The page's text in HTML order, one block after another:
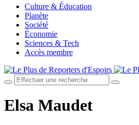
Culture & Éducation
Planète
Société
Économie
Sciences & Tech
Accès membre
Elsa Maudet